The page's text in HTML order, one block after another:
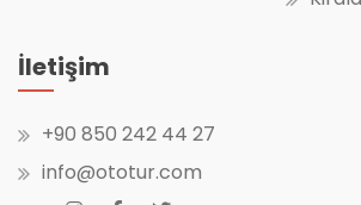
İletişim
+90 850 242 44 27
info@ototur.com